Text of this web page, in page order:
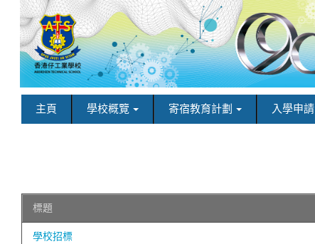
主頁 學校概覽 寄宿教育計劃 入學申請
標題
學校招標